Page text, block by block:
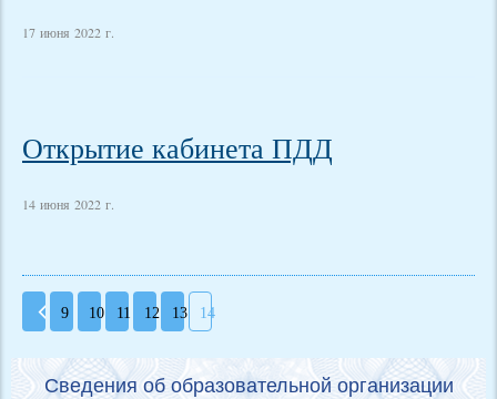
17 июня 2022 г.
Открытие кабинета ПДД
14 июня 2022 г.
9 10 11 12 13 14
Сведения об образовательной организации